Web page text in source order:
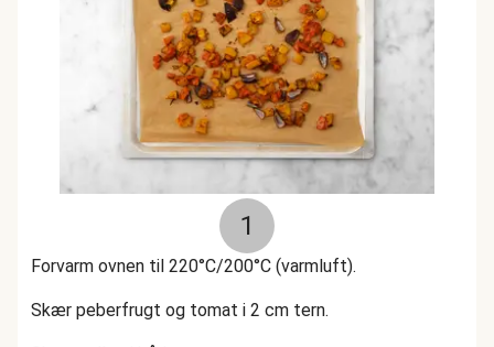
1
Forvarm ovnen til 220°C/200°C (varmluft).
Skær peberfrugt og tomat i 2 cm tern.